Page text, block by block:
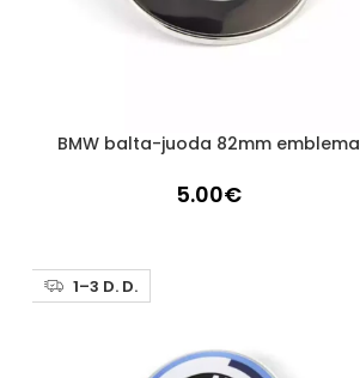
Į KREPŠELĮ
BMW balta-juoda 82mm emblema
5.00€
1–3 D. D.